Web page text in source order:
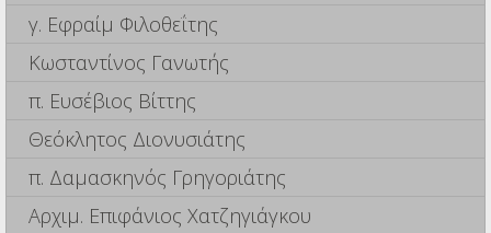
γ. Εφραίμ Φιλοθεΐτης
Κωσταντίνος Γανωτής
π. Ευσέβιος Βίττης
Θεόκλητος Διονυσιάτης
π. Δαμασκηνός Γρηγοριάτης
Αρχιμ. Επιφάνιος Χατζηγιάγκου